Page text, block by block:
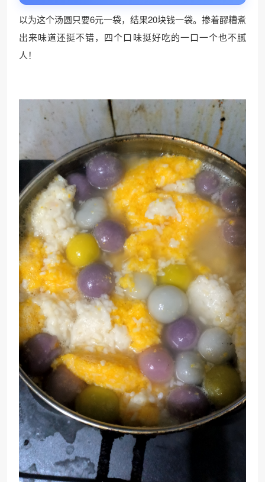
以为这个汤圆只要6元一袋，结果20块钱一袋。掺着醪糟煮
出来味道还挺不错，四个口味挺好吃的一口一个也不腻
人！